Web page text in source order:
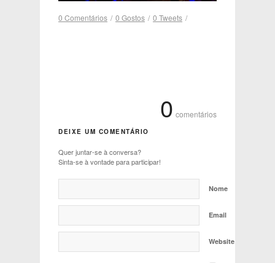
0 Comentários / 0 Gostos / 0 Tweets /
0 comentários
DEIXE UM COMENTÁRIO
Quer juntar-se à conversa?
Sinta-se à vontade para participar!
Nome
Email
Website